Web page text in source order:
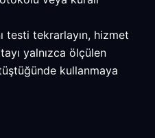
testi tekrarlayın, hizmet
yalnızca ölçülen
kullanmaya